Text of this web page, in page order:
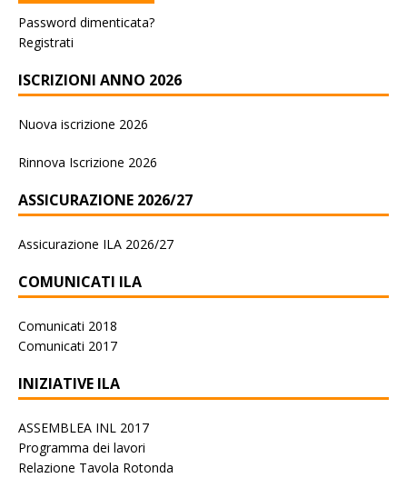
Password dimenticata?
Registrati
ISCRIZIONI ANNO 2026
Nuova iscrizione 2026
Rinnova Iscrizione 2026
ASSICURAZIONE 2026/27
Assicurazione ILA 2026/27
COMUNICATI ILA
Comunicati 2018
Comunicati 2017
INIZIATIVE ILA
ASSEMBLEA INL 2017
Programma dei lavori
Relazione Tavola Rotonda